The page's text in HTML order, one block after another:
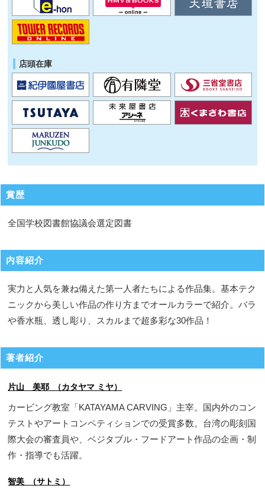
店頭在庫
賞歴
全国学校図書館協議会選定図書
内容紹介
実力と人気を兼ね備えた第一人者たちによる作品集。基本テク
ニックから美しい作品の作り方までオールカラーで紹介。バラ
や香水瓶、透し彫り、スカルまで超多彩な30作品！
著者紹介
片山 美耶 （カタヤマ ミヤ）
カービング教室「KATAYAMA CARVING」主宰。国内外のコン
テストやアートコンペティションでの受賞多数。台湾の彫刻国
際大会の審査員や、ベジタブル・フードアート作品の企画・制
作・指導でも活躍。
智美 （サトミ）